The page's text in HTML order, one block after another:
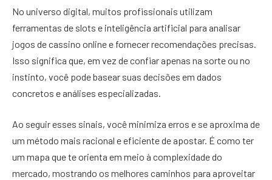
No universo digital, muitos profissionais utilizam
ferramentas de slots e inteligência artificial para analisar
jogos de cassino online e fornecer recomendações precisas.
Isso significa que, em vez de confiar apenas na sorte ou no
instinto, você pode basear suas decisões em dados
concretos e análises especializadas.
Ao seguir esses sinais, você minimiza erros e se aproxima de
um método mais racional e eficiente de apostar. É como ter
um mapa que te orienta em meio à complexidade do
mercado, mostrando os melhores caminhos para aproveitar